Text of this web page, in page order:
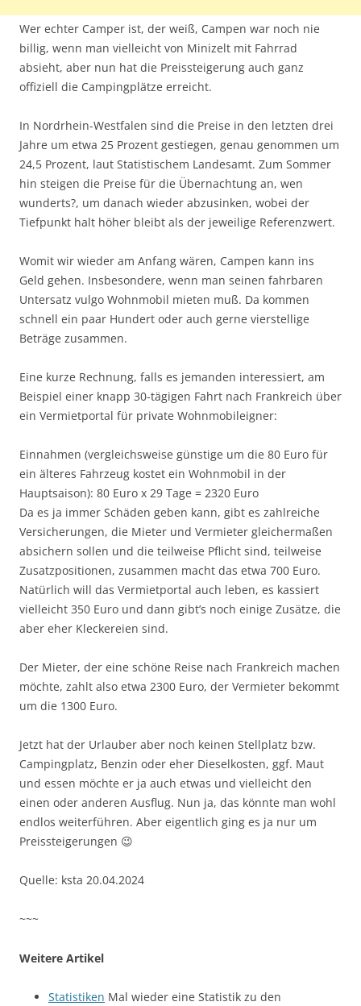
Wer echter Camper ist, der weiß, Campen war noch nie
billig, wenn man vielleicht von Minizelt mit Fahrrad
absieht, aber nun hat die Preissteigerung auch ganz
offiziell die Campingplätze erreicht.
In Nordrhein-Westfalen sind die Preise in den letzten drei
Jahre um etwa 25 Prozent gestiegen, genau genommen um
24,5 Prozent, laut Statistischem Landesamt. Zum Sommer
hin steigen die Preise für die Übernachtung an, wen
wunderts?, um danach wieder abzusinken, wobei der
Tiefpunkt halt höher bleibt als der jeweilige Referenzwert.
Womit wir wieder am Anfang wären, Campen kann ins
Geld gehen. Insbesondere, wenn man seinen fahrbaren
Untersatz vulgo Wohnmobil mieten muß. Da kommen
schnell ein paar Hundert oder auch gerne vierstellige
Beträge zusammen.
Eine kurze Rechnung, falls es jemanden interessiert, am
Beispiel einer knapp 30-tägigen Fahrt nach Frankreich über
ein Vermietportal für private Wohnmobileigner:
Einnahmen (vergleichsweise günstige um die 80 Euro für
ein älteres Fahrzeug kostet ein Wohnmobil in der
Hauptsaison): 80 Euro x 29 Tage = 2320 Euro
Da es ja immer Schäden geben kann, gibt es zahlreiche
Versicherungen, die Mieter und Vermieter gleichermaßen
absichern sollen und die teilweise Pflicht sind, teilweise
Zusatzpositionen, zusammen macht das etwa 700 Euro.
Natürlich will das Vermietportal auch leben, es kassiert
vielleicht 350 Euro und dann gibt’s noch einige Zusätze, die
aber eher Kleckereien sind.
Der Mieter, der eine schöne Reise nach Frankreich machen
möchte, zahlt also etwa 2300 Euro, der Vermieter bekommt
um die 1300 Euro.
Jetzt hat der Urlauber aber noch keinen Stellplatz bzw.
Campingplatz, Benzin oder eher Dieselkosten, ggf. Maut
und essen möchte er ja auch etwas und vielleicht den
einen oder anderen Ausflug. Nun ja, das könnte man wohl
endlos weiterführen. Aber eigentlich ging es ja nur um
Preissteigerungen 😉
Quelle: ksta 20.04.2024
~~~
Weitere Artikel
Statistiken Mal wieder eine Statistik zu den